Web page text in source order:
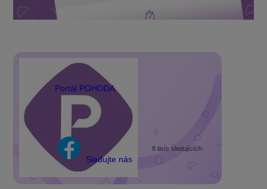
Portál POHODA
Sledujte nás
8 tisíc sledujících